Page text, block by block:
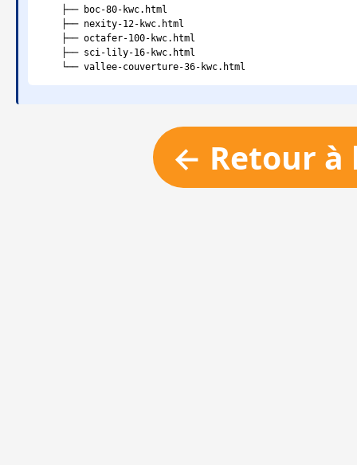
    ├── boc-80-kwc.html
    ├── nexity-12-kwc.html
    ├── octafer-100-kwc.html
    ├── sci-lily-16-kwc.html
← Retour à